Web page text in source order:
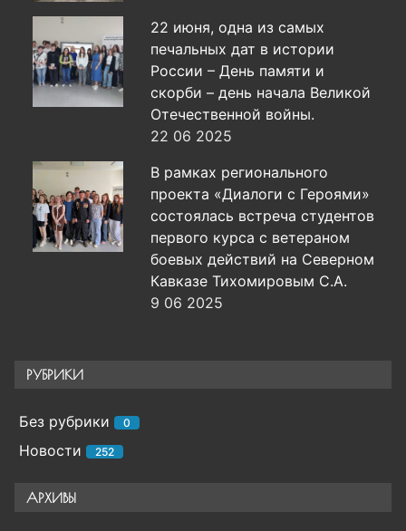
22 июня, одна из самых
печальных дат в истории
России – День памяти и
скорби – день начала Великой
Отечественной войны.
22 06 2025
В рамках регионального
проекта «Диалоги с Героями»
состоялась встреча студентов
первого курса с ветераном
боевых действий на Северном
Кавказе Тихомировым С.А.
9 06 2025
РУБРИКИ
Без рубрики 0
Новости 252
АРХИВЫ